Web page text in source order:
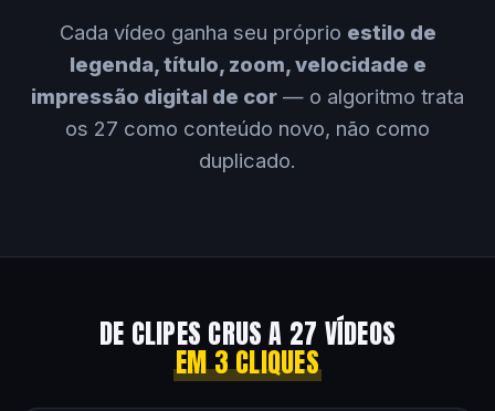
Cada vídeo ganha seu próprio estilo de
legenda, título, zoom, velocidade e
impressão digital de cor — o algoritmo trata
os 27 como conteúdo novo, não como
duplicado.
DE CLIPES CRUS A 27 VÍDEOS
EM 3 CLIQUES